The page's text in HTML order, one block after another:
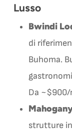
Lusso
Bwindi
di
Buhoma.
Da
strutture in